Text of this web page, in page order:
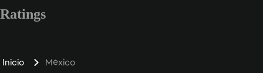
Ratings
Inicio México